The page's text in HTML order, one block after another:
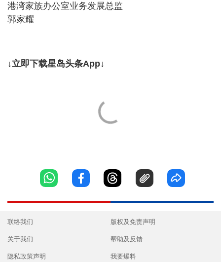
港湾家族办公室业务发展总监
郭家耀
↓立即下载星岛头条App↓
联络我们
关于我们
隐私政策声明
版权及免责声明
帮助及反馈
我要爆料